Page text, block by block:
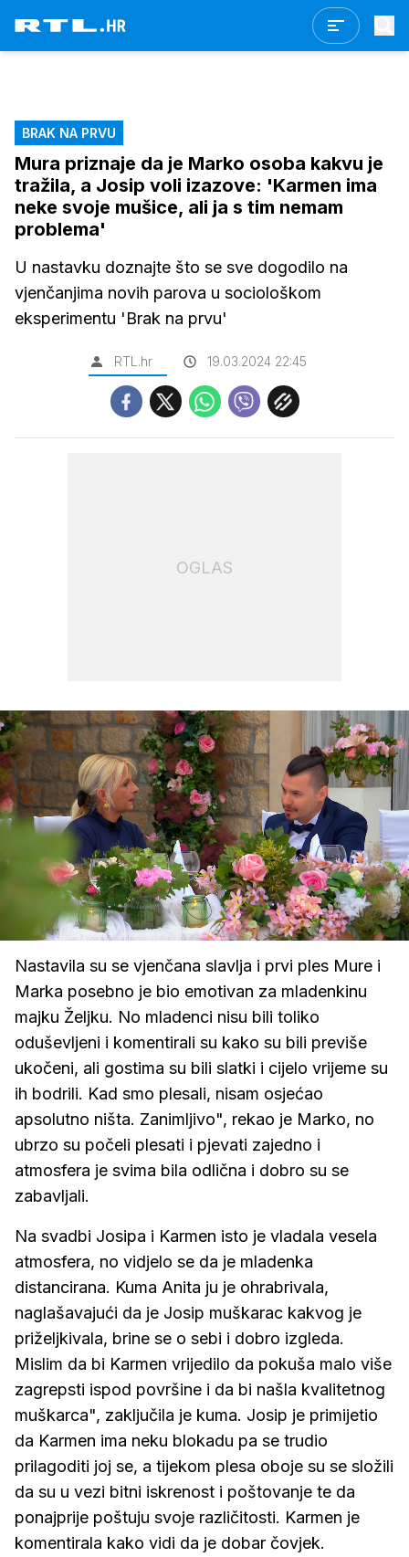
BRAK NA PRVU
Mura priznaje da je Marko osoba kakvu je
tražila, a Josip voli izazove: 'Karmen ima
neke svoje mušice, ali ja s tim nemam
problema'
U nastavku doznajte što se sve dogodilo na
vjenčanjima novih parova u sociološkom
eksperimentu 'Brak na prvu'
RTL.hr 19.03.2024 22:45
OGLAS
Upali
zvuk
/
Loaded:
47.82%
Nastavila su se vjenčana slavlja i prvi ples Mure i
Marka posebno je bio emotivan za mladenkinu
majku Željku. No mladenci nisu bili toliko
oduševljeni i komentirali su kako su bili previše
ukočeni, ali gostima su bili slatki i cijelo vrijeme su
ih bodrili. Kad smo plesali, nisam osjećao
apsolutno ništa. Zanimljivo", rekao je Marko, no
ubrzo su počeli plesati i pjevati zajedno i
atmosfera je svima bila odlična i dobro su se
zabavljali.
Na svadbi Josipa i Karmen isto je vladala vesela
atmosfera, no vidjelo se da je mladenka
distancirana. Kuma Anita ju je ohrabrivala,
naglašavajući da je Josip muškarac kakvog je
priželjkivala, brine se o sebi i dobro izgleda.
Mislim da bi Karmen vrijedilo da pokuša malo više
zagrepsti ispod površine i da bi našla kvalitetnog
muškarca", zaključila je kuma. Josip je primijetio
da Karmen ima neku blokadu pa se trudio
prilagoditi joj se, a tijekom plesa oboje su se složili
da su u vezi bitni iskrenost i poštovanje te da
ponajprije poštuju svoje različitosti. Karmen je
komentirala kako vidi da je dobar čovjek.